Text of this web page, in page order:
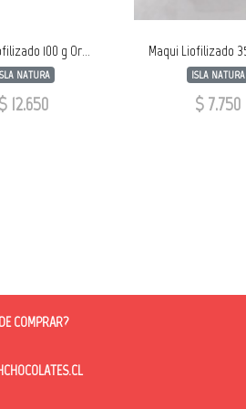
Maqui Liofilizado 100 g Orgánico RELLENO
NATURA
12.650
ISLA NATURA
$ 7.750
COMPRAR?